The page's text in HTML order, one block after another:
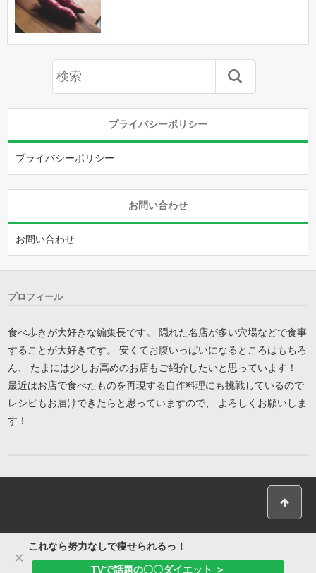
プライバシーポリシー
プライバシーポリシー
お問い合わせ
お問い合わせ
プロフィール
食べ歩きが大好きな編集長です。 隠れた名店が多い穴場などで食事
することが大好きです。 安くてお腹いっぱいになるところはもちろ
ん、 たまには少しお高めのお店もご紹介したいと思っています！
最近はお店で食べたものを再現する自作料理にも挑戦しているので
レシピもお届けできたらと思っていますので、 よろしくお願いしま
す！
×
これなら努力なしで痩せられるっ！
TVで話題の〇〇ダイエット ＞